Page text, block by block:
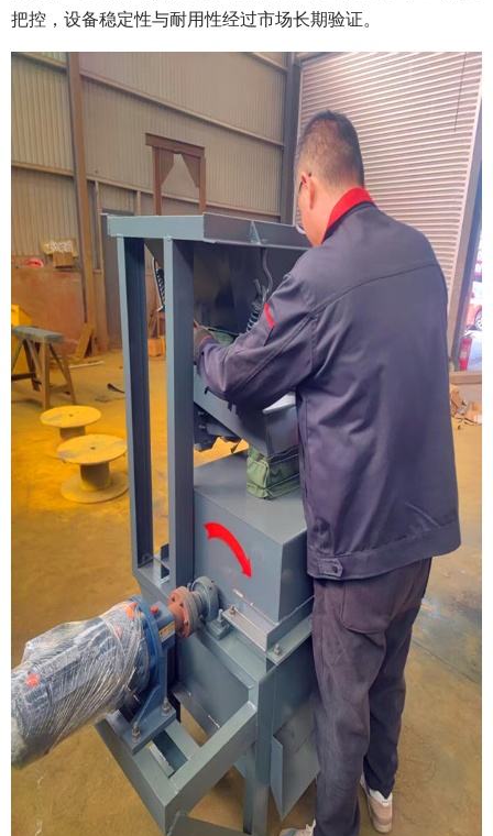
把控，设备稳定性与耐用性经过市场长期验证。